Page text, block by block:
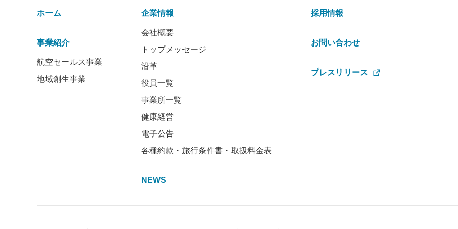
ホーム
事業紹介
航空セールス事業
地域創生事業
企業情報
会社概要
トップメッセージ
沿革
役員一覧
事業所一覧
健康経営
電子公告
各種約款・旅行条件書・取扱料金表
NEWS
採用情報
お問い合わせ
プレスリリース